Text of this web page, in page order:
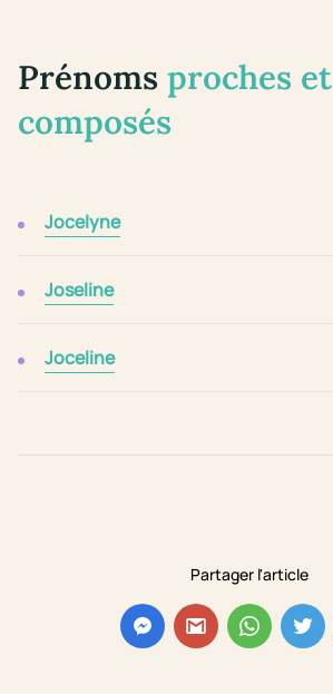
Partager l'article
Prénoms proches et
composés
Jocelyne
Joseline
Joceline